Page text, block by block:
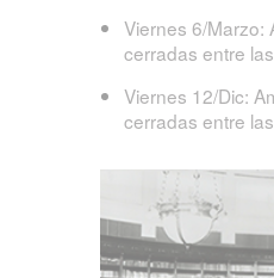
Viernes 6/Marzo:
cerradas entre
Viernes 12/Dic:
cerradas entre